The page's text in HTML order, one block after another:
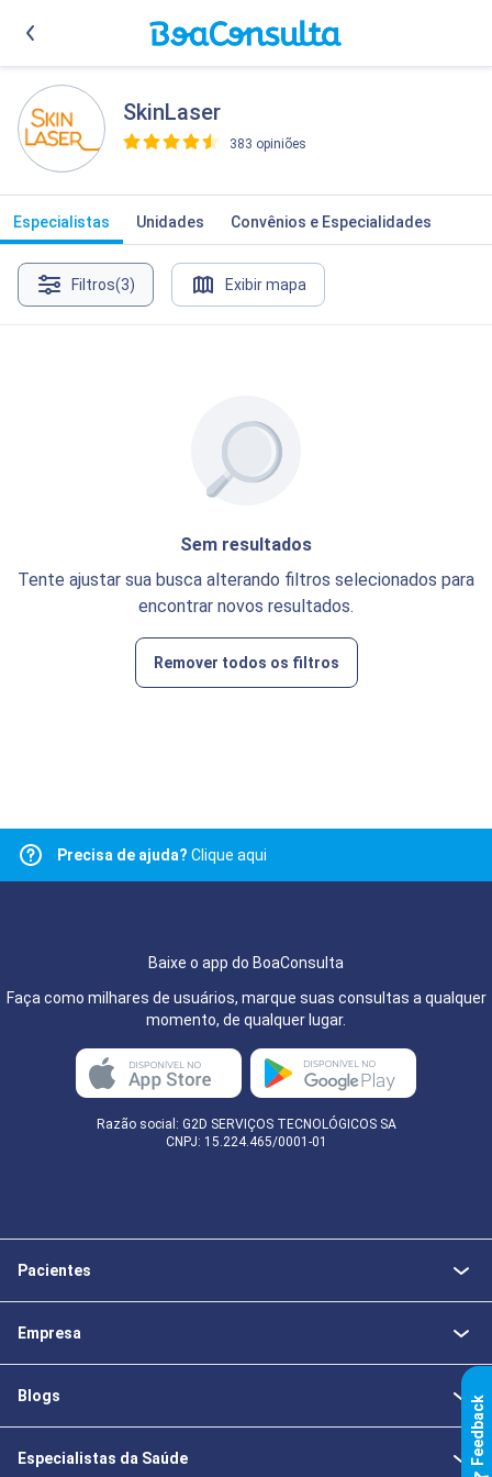
SkinLaser
383 opiniões
Especialistas Unidades Convênios e Especialidades
Filtros(3) Exibir mapa
Sem resultados
Tente ajustar sua busca alterando filtros selecionados para
encontrar novos resultados.
Remover todos os filtros
Precisa de ajuda? Clique aqui
Baixe o app do BoaConsulta
Faça como milhares de usuários, marque suas consultas a qualquer
momento, de qualquer lugar.
Razão social: G2D SERVIÇOS TECNOLÓGICOS SA
CNPJ: 15.224.465/0001-01
Pacientes
Empresa
Blogs
Especialistas da Saúde k